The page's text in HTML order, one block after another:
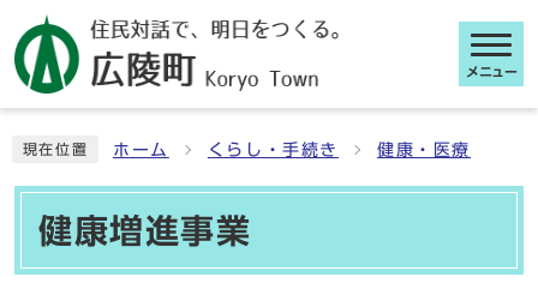
メニュー
現在位置 ホーム くらし・手続き 健康・医療
健康増進事業